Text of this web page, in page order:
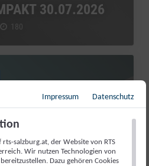
30.07.2026
180
Impressum Datenschutz
salzburg.at, der Website von RTS
Wir nutzen Technologien von
Dazu gehören Cookies